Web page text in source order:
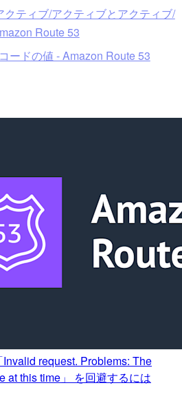
クティブ/アクティブとアクティブ/
Route 53
ードの値 - Amazon Route 53
request. Problems: The
at this time」 を回避するには